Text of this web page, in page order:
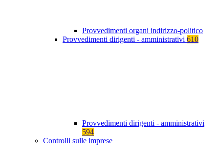
Provvedimenti organi indirizzo-politico
Provvedimenti dirigenti - amministrativi 610
Provvedimenti dirigenti - amministrativi
594
Controlli sulle imprese